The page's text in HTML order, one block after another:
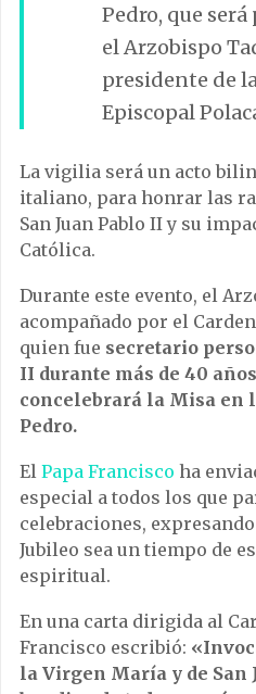
Pedro, que
el Arzobispo
presidente de
Episcopal
La vigilia será un acto
italiano, para honrar las
San Juan Pablo II y su
Católica.
Durante este evento, el
acompañado por el
quien fue secretario
II durante más de 40
concelebrará la Misa en
Pedro.
El Papa Francisco ha
especial a todos los que
celebraciones, expresando
Jubileo sea un tiempo de
espiritual.
En una carta dirigida al
Francisco escribió:
la Virgen María y de San